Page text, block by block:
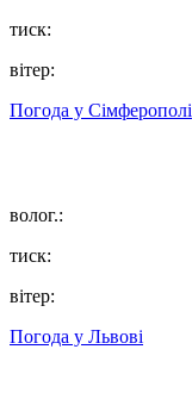
тиск:
вітер:
Погода у Сімферополі
волог.:
тиск:
вітер:
Погода у Львові